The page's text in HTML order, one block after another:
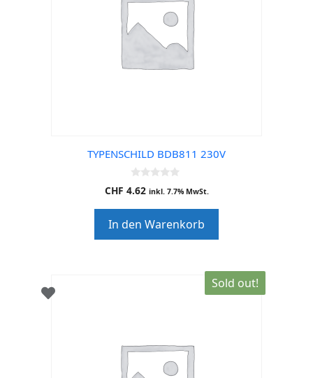
TYPENSCHILD BDB811 230V
0
o
o
f
5
CHF 4.62 inkl. 7.7% MwSt.
In den Warenkorb
Sold out!